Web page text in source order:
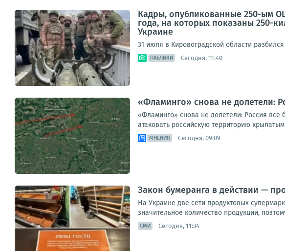
Кадры, опубликованные 250-ым
года, на которых показаны 250-
Украине
31 июля в Кировоградской области
ПАБЛИКИ Сегодня, 11:40
«Фламинго» снова не долетели:
«Фламинго» снова не долетели: Россия всё
атаковать российскую территорию
МНЕНИЯ Сегодня, 09:09
Закон бумеранга в действии —
На Украине две сети продуктовых
значительное количество продукции,
СМИ Сегодня, 11:34